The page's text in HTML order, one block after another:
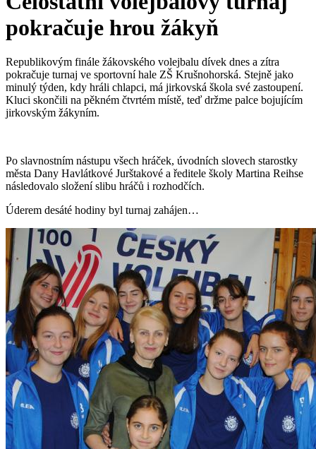
pokračuje hrou žákyň
Republikovým finále žákovského volejbalu dívek dnes a zítra
pokračuje turnaj ve sportovní hale ZŠ Krušnohorská. Stejně jako
minulý týden, kdy hráli chlapci, má jirkovská škola své zastoupení.
Kluci skončili na pěkném čtvrtém místě, teď držme palce bojujícím
jirkovským žákyním.
Po slavnostním nástupu všech hráček, úvodních slovech starostky
města Dany Havlátkové Jurštakové a ředitele školy Martina Reihse
následovalo složení slibu hráčů i rozhodčích.
Úderem desáté hodiny byl turnaj zahájen…